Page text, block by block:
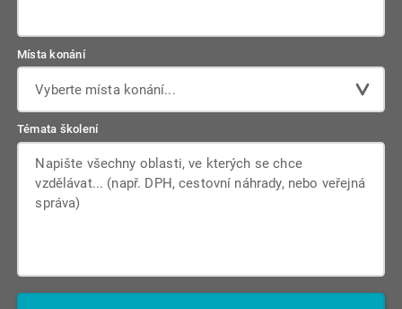
Místa konání
Vyberte místa konání...
Témata školení